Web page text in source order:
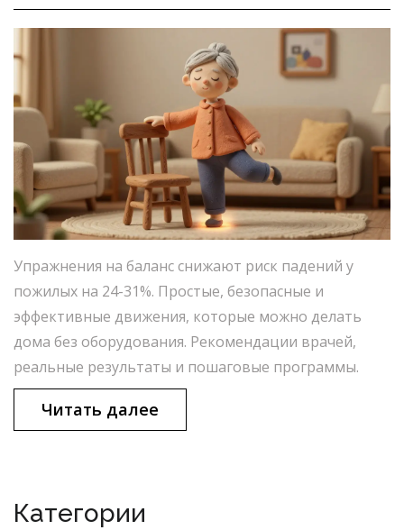
Упражнения на баланс снижают риск падений у
пожилых на 24-31%. Простые, безопасные и
эффективные движения, которые можно делать
дома без оборудования. Рекомендации врачей,
реальные результаты и пошаговые программы.
Читать далее
Категории